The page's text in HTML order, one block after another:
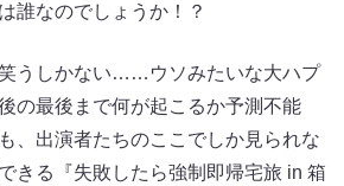
誰なのでしょうか！？
うしかない……ウソみたいな大ハプ
の最後まで何が起こるか予測不能
出演者たちのここでしか見られな
きる『失敗したら強制即帰宅旅 in 箱